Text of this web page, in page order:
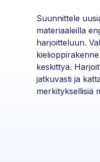
Suunnittele
materiaaleilla
harjoitteluun.
keskittyä.
jatkuvasti ja
merkityksellisiä